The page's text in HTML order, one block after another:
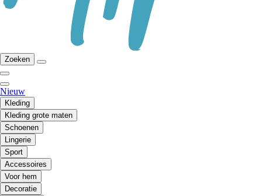
Zoeken
Nieuw
Kleding
Kleding grote maten
Schoenen
Lingerie
Sport
Accessoires
Voor hem
Decoratie